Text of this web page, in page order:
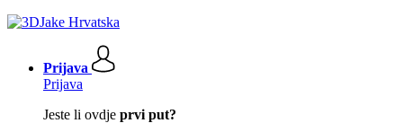
Prijava
Prijava
Jeste li ovdje prvi put?